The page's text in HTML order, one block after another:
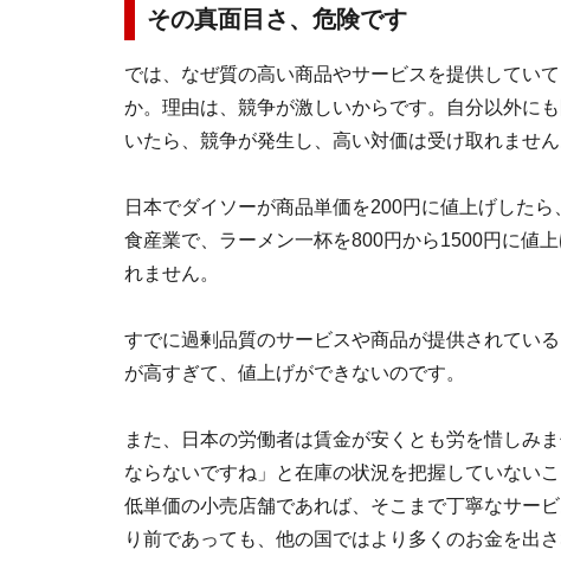
その真面目さ、危険です
では、なぜ質の高い商品やサービスを提供してい
か。理由は、競争が激しいからです。自分以外に
いたら、競争が発生し、高い対価は受け取れません
日本でダイソーが商品単価を200円に値上げした
食産業で、ラーメン一杯を800円から1500円に値
れません。
すでに過剰品質のサービスや商品が提供されてい
が高すぎて、値上げができないのです。
また、日本の労働者は賃金が安くとも労を惜しみ
ならないですね」と在庫の状況を把握していない
低単価の小売店舗であれば、そこまで丁寧なサー
り前であっても、他の国ではより多くのお金を出